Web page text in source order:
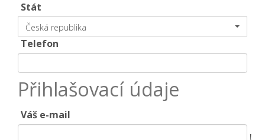
Stát
Česká republika
Telefon
Přihlašovací údaje
Váš e-mail
!